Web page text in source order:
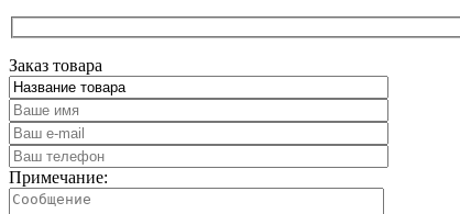
Заказ товара
Примечание: